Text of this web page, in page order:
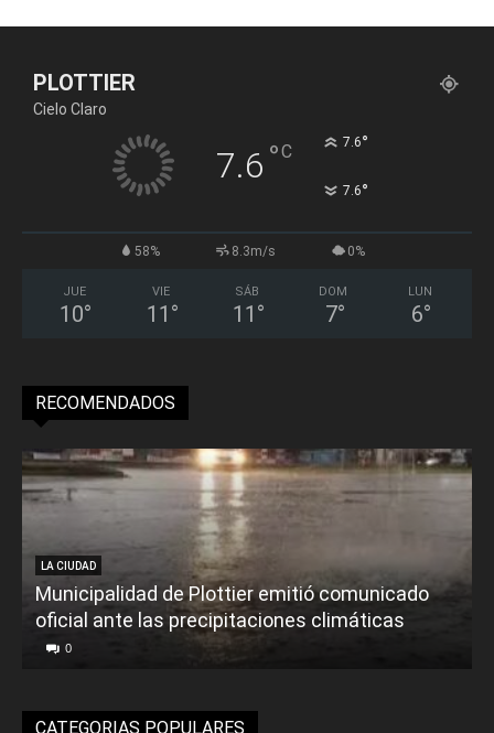
PLOTTIER
Cielo Claro
7.6 °C 7.6°
7.6°
58% 8.3m/s 0%
JUE
10°
VIE
11 °
SÁB
11 °
DOM
7°
LUN
6°
RECOMENDADOS
LA CIUDAD
Municipalidad de Plottier emitió comunicado
oficial ante las precipitaciones climáticas
0
CATEGORIAS POPULARES